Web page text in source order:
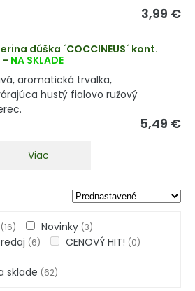
3,99 €
dúška ´COCCINEUS´ kont.
- NA SKLADE
aromatická trvalka,
hustý fialovo ružový
5,49 €
Viac
(16) Novinky (3)
(6) CENOVÝ HIT! (0)
sklade (62)